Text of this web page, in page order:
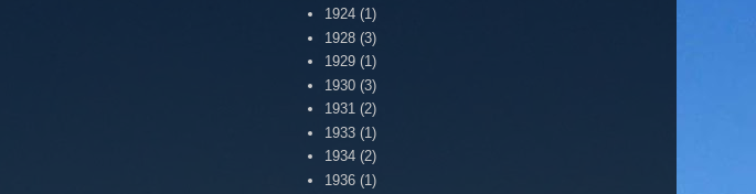
1924 (1)
1928 (3)
1929 (1)
1930 (3)
1931 (2)
1933 (1)
1934 (2)
1936 (1)